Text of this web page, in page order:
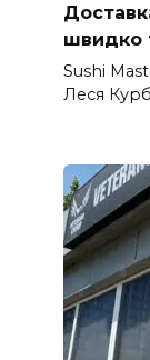
швидко
Sushi
Леся